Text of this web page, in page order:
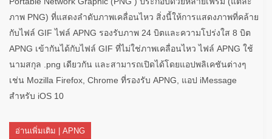
ภาพ PNG) ที่แสดงลำดับภาพเคลื่อนไหว สิ่งนี้ให้การแสดงภาพที่คล้าย
กับไฟล์ GIF ไฟล์ APNG รองรับภาพ 24 บิตและความโปร่งใส 8 บิต
APNG เข้ากันได้กับไฟล์ GIF ที่ไม่ใช่ภาพเคลื่อนไหว ไฟล์ APNG ใช้
นามสกุล .png เดียวกัน และสามารถเปิดได้โดยแอปพลิเคชันต่างๆ
เช่น Mozilla Firefox, Chrome ที่รองรับ APNG, แอป iMessage
สำหรับ iOS 10
อ่านเพิ่มเติม | APNG